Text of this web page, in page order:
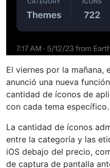
El viernes por la mañana,
anunció una nueva
cantidad de íconos de
con cada tema específico.
La cantidad de íconos
entre la categoría y las
iOS debajo del precio,
de captura de pantalla